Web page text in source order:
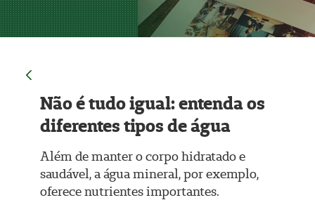
Não é tudo igual: entenda os
diferentes tipos de água
Além de manter o corpo hidratado e
saudável, a água mineral, por exemplo,
oferece nutrientes importantes.